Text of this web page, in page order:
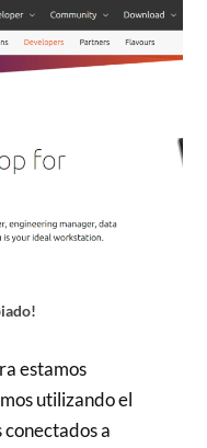
estamos
utilizando el
a